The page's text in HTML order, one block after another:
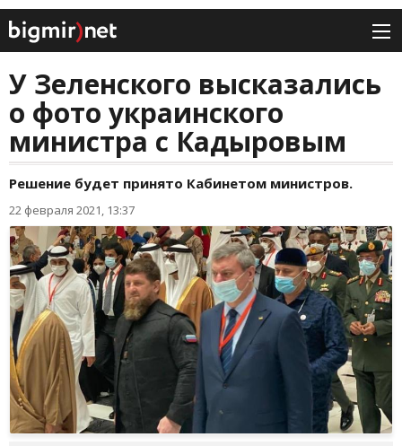
У Зеленского высказались
о фото украинского
министра с Кадыровым
Решение будет принято Кабинетом министров.
22 февраля 2021, 13:37